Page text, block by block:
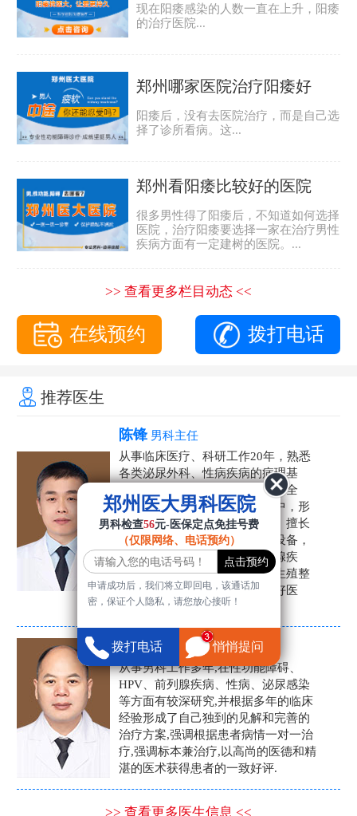
现在阳痿感染的人数一直在上升，阳痿
的治疗医院...
郑州哪家医院治疗阳痿好
阳痿后，没有去医院治疗，而是自己选
择了诊所看病。这...
郑州看阳痿比较好的医院
很多男性得了阳痿后，不知道如何选择
医院，治疗阳痿要选择一家在治疗男性
疾病方面有一定建树的医院。...
>> 查看更多栏目动态 <<
在线预约 拨打电话
推荐医生
陈锋 男科主任
从事临床医疗、科研工作20年，熟悉
各类泌尿外科、性病疾病的病理基
础，诊断治疗和临床操作，技术全
面。在男科疾病的诊断和诊疗中，形
成了一套独具特色的诊疗方案。擅长
运用国内外先进的医学技术和设备，
科学诊疗各类阳痿早泄、前列腺疾
病、射精障碍、性病、HPV、生殖整
形等疾病，是患者非常信赖的好医
生。
张营富
男科主任
从事男科工作多年,在性功能障碍、
HPV、前列腺疾病、性病、泌尿感染
等方面有较深研究,并根据多年的临床
经验形成了自己独到的见解和完善的
治疗方案,强调根据患者病情一对一治
疗,强调标本兼治疗,以高尚的医德和精
湛的医术获得患者的一致好评.
>> 查看更多医生信息 <<
郑州医大男科医院
男科检查56元-医保定点免挂号费
（仅限网络、电话预约）
申请成功后，我们将立即回电，该通话加
密，保证个人隐私，请您放心接听！
拨打电话 悄悄提问